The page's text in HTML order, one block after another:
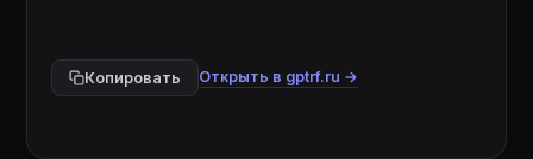
Копировать Открыть в gptrf.ru →